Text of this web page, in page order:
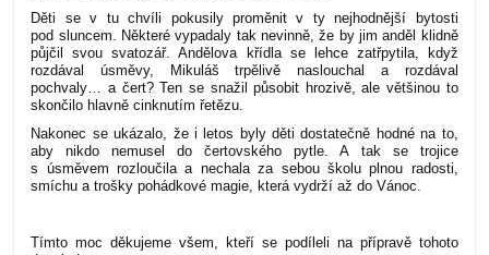
Děti se v tu chvíli pokusily proměnit v ty nejhodnější bytosti
pod sluncem. Některé vypadaly tak nevinně, že by jim anděl klidně
půjčil svou svatozář. Andělova křídla se lehce zatřpytila, když
rozdával úsměvy, Mikuláš trpělivě naslouchal a rozdával
pochvaly… a čert? Ten se snažil působit hrozivě, ale většinou to
skončilo hlavně cinknutím řetězu.
Nakonec se ukázalo, že i letos byly děti dostatečně hodné na to,
aby nikdo nemusel do čertovského pytle. A tak se trojice
s úsměvem rozloučila a nechala za sebou školu plnou radosti,
smíchu a trošky pohádkové magie, která vydrží až do Vánoc.
Tímto moc děkujeme všem, kteří se podíleli na přípravě tohoto